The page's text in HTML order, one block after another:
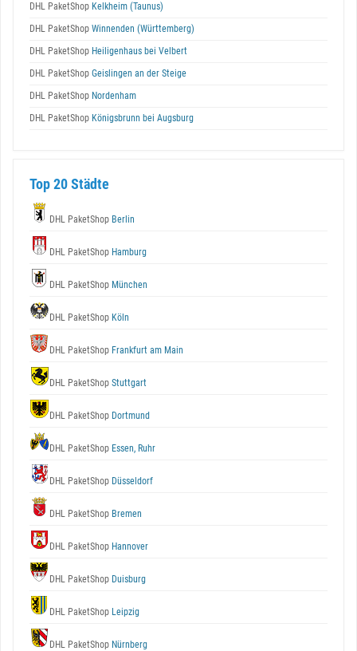
DHL PaketShop Kelkheim (Taunus)
DHL PaketShop Winnenden (Württemberg)
DHL PaketShop Heiligenhaus bei Velbert
DHL PaketShop Geislingen an der Steige
DHL PaketShop Nordenham
DHL PaketShop Königsbrunn bei Augsburg
Top 20 Städte
DHL PaketShop Berlin
DHL PaketShop Hamburg
DHL PaketShop München
DHL PaketShop Köln
DHL PaketShop Frankfurt am Main
DHL PaketShop Stuttgart
DHL PaketShop Dortmund
DHL PaketShop Essen, Ruhr
DHL PaketShop Düsseldorf
DHL PaketShop Bremen
DHL PaketShop Hannover
DHL PaketShop Duisburg
DHL PaketShop Leipzig
DHL PaketShop Nürnberg